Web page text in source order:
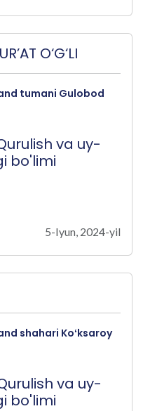
O‘G‘LI
tumani Gulobod
va uy-
bo'limi
5-Iyun, 2024-yil
shahari Koʻksaroy
va uy-
bo'limi